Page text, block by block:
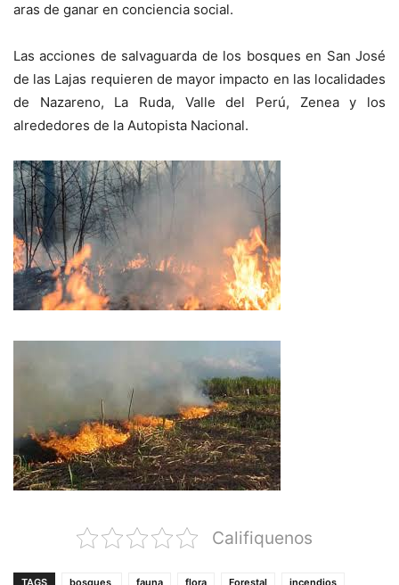
aras de ganar en conciencia social.
Las acciones de salvaguarda de los bosques en San José
de las Lajas requieren de mayor impacto en las localidades
de Nazareno, La Ruda, Valle del Perú, Zenea y los
alrededores de la Autopista Nacional.
Califiquenos